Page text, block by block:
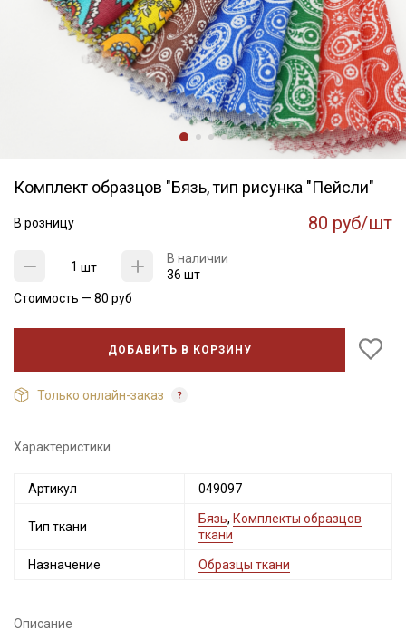
Комплект образцов "Бязь, тип рисунка "Пейсли"
В розницу 80 руб/шт
шт
В наличии
36 шт
Стоимость — 80 руб
ДОБАВИТЬ В КОРЗИНУ
Только онлайн-заказ
Характеристики
Артикул 049097
Тип ткани
Бязь, Комплекты образцов
ткани
Назначение Образцы ткани
Описание
промокоды и скидки до 30% на узкие
категории тканей